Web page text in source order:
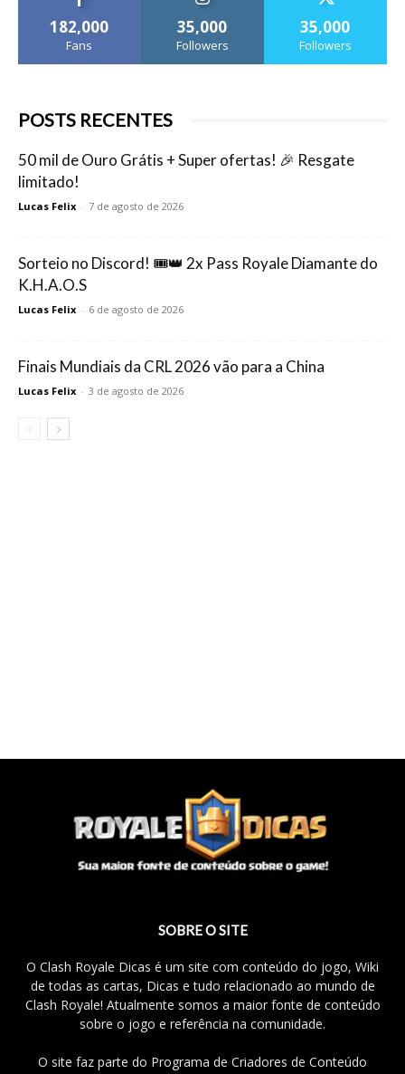
182,000
Fans
35,000
Followers
35,000
Followers
POSTS RECENTES
50 mil de Ouro Grátis + Super ofertas! 🎉 Resgate
limitado!
Lucas Felix - 7 de agosto de 2026
Sorteio no Discord! 🎟️👑 2x Pass Royale Diamante do
K.H.A.O.S
Lucas Felix - 6 de agosto de 2026
Finais Mundiais da CRL 2026 vão para a China
Lucas Felix - 3 de agosto de 2026
SOBRE O SITE
O Clash Royale Dicas é um site com conteúdo do jogo, Wiki
de todas as cartas, Dicas e tudo relacionado ao mundo de
Clash Royale! Atualmente somos a maior fonte de conteúdo
sobre o jogo e referência na comunidade.
O site faz parte do Programa de Criadores de Conteúdo